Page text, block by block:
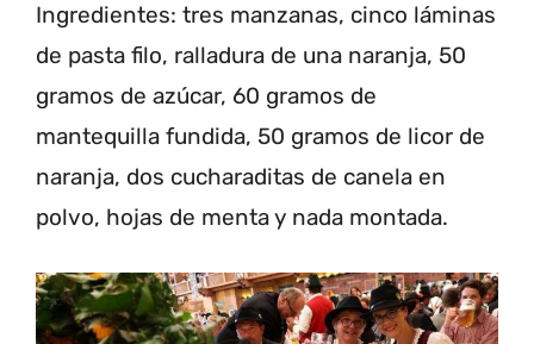
Ingredientes: tres manzanas, cinco láminas
de pasta filo, ralladura de una naranja, 50
gramos de azúcar, 60 gramos de
mantequilla fundida, 50 gramos de licor de
naranja, dos cucharaditas de canela en
polvo, hojas de menta y nada montada.